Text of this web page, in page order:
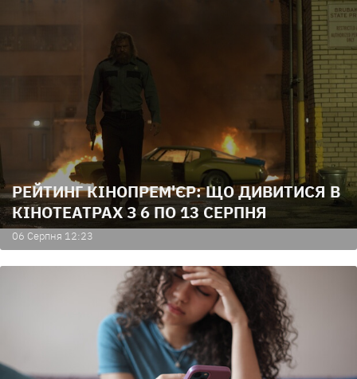
РЕЙТИНГ КІНОПРЕМ'ЄР: ЩО ДИВИТИСЯ В
КІНОТЕАТРАХ З 6 ПО 13 СЕРПНЯ
06 Серпня 12:23